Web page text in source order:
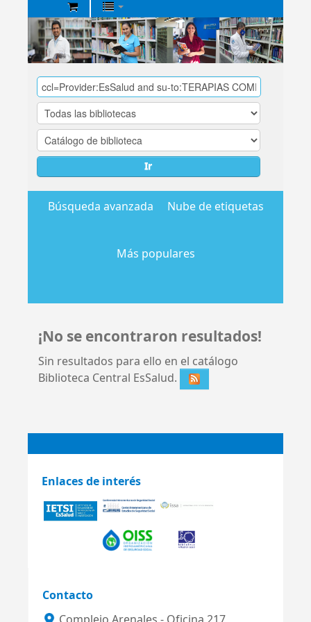
Biblioteca
Central
EsSalud
Ir
Búsqueda avanzada Nube de etiquetas
Más populares
¡No se encontraron resultados!
Sin resultados para ello en el catálogo
Biblioteca Central EsSalud.
Enlaces de interés
Contacto